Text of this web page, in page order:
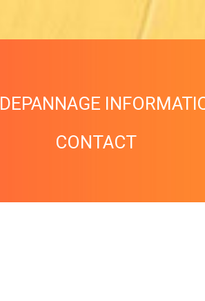
DEPANNAGE
CONTACT